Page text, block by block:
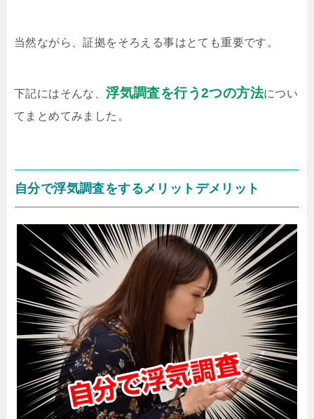
当然ながら、証拠をそろえる事はとても重要です。
下記にはそんな、浮気調査を行う2つの方法につい
てまとめてみました。
自分で浮気調査をするメリットデメリット